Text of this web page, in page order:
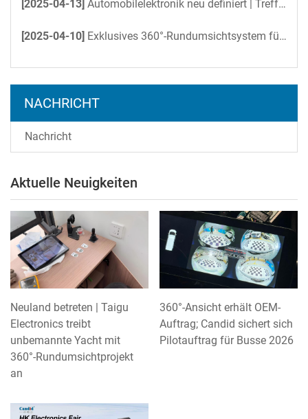
[2025-04-13] Automobilelektronik neu definiert | Treffen Sie uns auf der Hong Kong Electronics Fair
[2025-04-10] Exklusives 360°-Rundumsichtsystem für den Nissan Patrol 2025: Volle Kontrolle über jedes Terrain
NACHRICHT
Nachricht
Aktuelle Neuigkeiten
Neuland betreten | Taigu
Electronics treibt
unbemannte Yacht mit
360°-Rundumsichtprojekt
an
360°-Ansicht erhält OEM-
Auftrag; Candid sichert sich
Pilotauftrag für Busse 2026